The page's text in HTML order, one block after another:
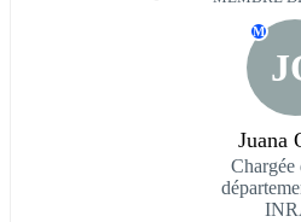
M
Juana
Chargée